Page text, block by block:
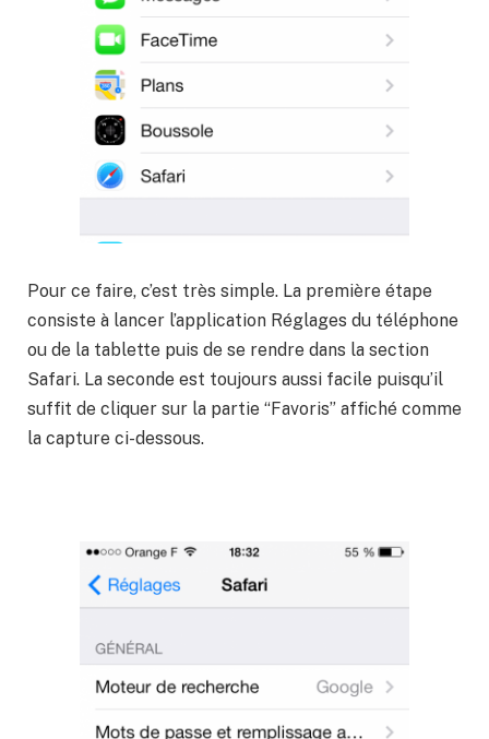
Pour ce faire, c’est très simple. La première étape
consiste à lancer l’application Réglages du téléphone
ou de la tablette puis de se rendre dans la section
Safari. La seconde est toujours aussi facile puisqu’il
suffit de cliquer sur la partie “Favoris” affiché comme
la capture ci-dessous.